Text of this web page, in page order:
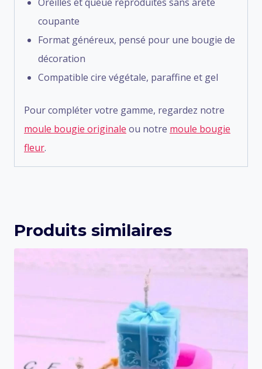
coupante
Format généreux, pensé pour une bougie de
décoration
Compatible cire végétale, paraffine et gel
Pour compléter votre gamme, regardez notre
moule bougie originale ou notre moule bougie
fleur.
Produits similaires